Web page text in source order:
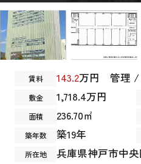
賃料 143.2万円 管理 /
敷金 1,718.4万円
面積 236.70㎡
築年数 築19年
所在地 兵庫県神戸市中